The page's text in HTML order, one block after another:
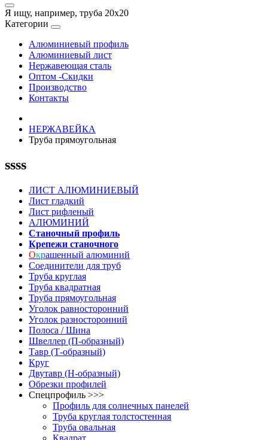
Я ищу, например, труба 20х20
Категории
Алюминиевый профиль
Алюминиевый лист
Нержавеющая сталь
Оптом -Скидки
Производство
Контакты
НЕРЖАВЕЙКА
Труба прямоугольная
ssss
ЛИСТ АЛЮМИНИЕВЫЙ
Лист гладкий
Лист рифленый
АЛЮМИНИЙ
Станочный профиль
Крепежи станочного
Окрашенный алюминий
Соединители для труб
Труба круглая
Труба квадратная
Труба прямоугольная
Уголок равносторонний
Уголок разносторонний
Полоса / Шина
Швеллер (П-образный)
Тавр (Т-образный)
Круг
Двутавр (H-образный)
Обрезки профилей
Спецпрофиль >>>
Профиль для солнечных панелей
Труба круглая толстостенная
Труба овальная